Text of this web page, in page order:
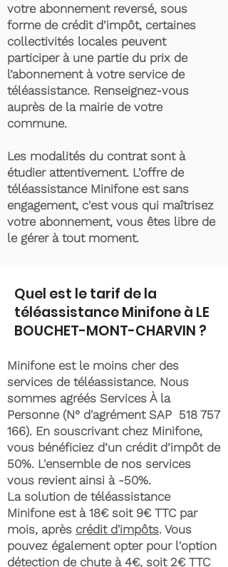
votre abonnement reversé, sous
forme de crédit d’impôt, certaines
collectivités locales peuvent
participer à une partie du prix de
l’abonnement à votre service de
téléassistance. Renseignez-vous
auprès de la mairie de votre
commune.
Les modalités du contrat sont à
étudier attentivement. L’offre de
téléassistance Minifone est sans
engagement, c'est vous qui maîtrisez
votre abonnement, vous êtes libre de
le gérer à tout moment.
Quel est le tarif de la
téléassistance Minifone à LE
BOUCHET-MONT-CHARVIN ?
Minifone est le moins cher des
services de téléassistance. Nous
sommes agréés Services À la
Personne (N° d'agrément SAP 518 757
166). En souscrivant chez Minifone,
vous bénéficiez d’un crédit d’impôt de
50%. L'ensemble de nos services
vous revient ainsi à -50%.
La solution de téléassistance
Minifone est à 18€ soit 9€ TTC par
mois, après crédit d'impôts. Vous
pouvez également opter pour l'option
détection de chute à 4€, soit 2€ TTC